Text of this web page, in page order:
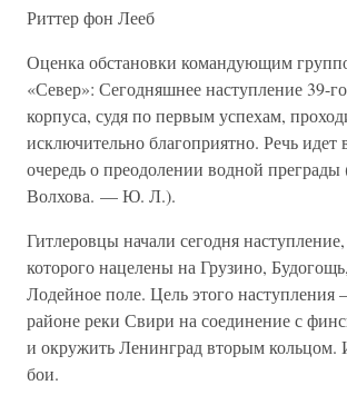
Риттер фон Лееб
Оценка обстановки командующим
«Север»: Сегодняшнее наступление 39-
корпуса, судя по первым успехам,
исключительно благоприятно. Речь идет
очередь о преодолении водной
Волхова. — Ю. Л.).
Гитлеровцы начали сегодня
которого нацелены на Грузино,
Лодейное поле. Цель этого
районе реки Свири на соединение с
и окружить Ленинград вторым кольцом.
бои.